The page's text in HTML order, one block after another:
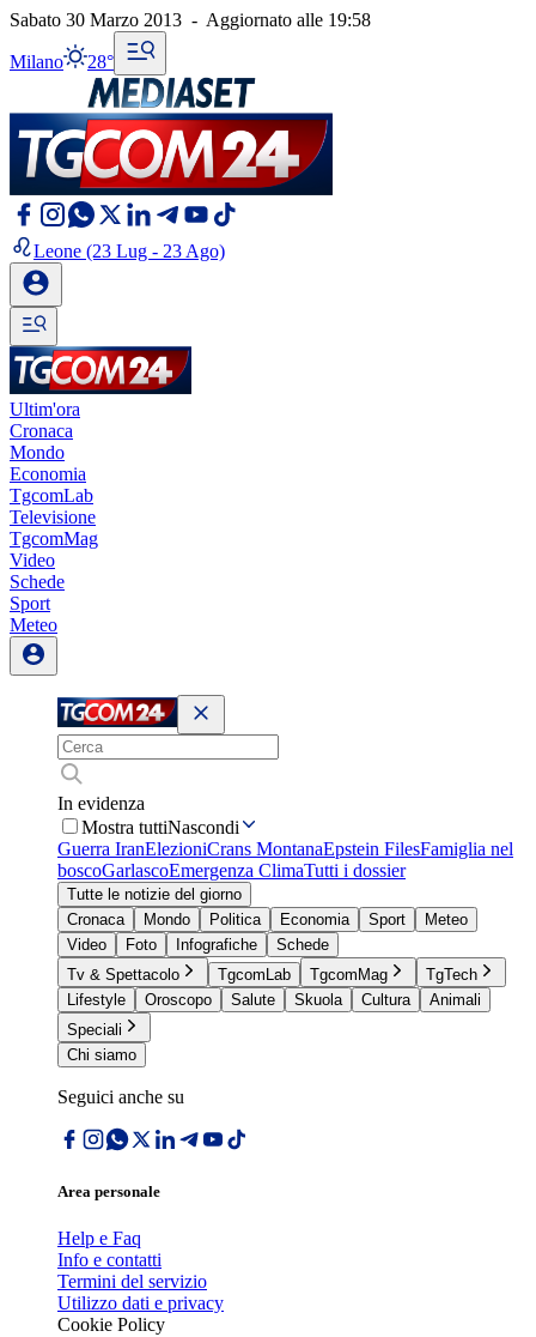
Sabato 30 Marzo 2013 - Aggiornato alle 19:58
Milano 28°
Leone (23 Lug - 23 Ago)
Ultim'ora
Cronaca
Mondo
Economia
TgcomLab
Televisione
TgcomMag
Video
Schede
Sport
Meteo
In evidenza
Mostra tuttiNascondi
Guerra IranElezioniCrans MontanaEpstein FilesFamiglia nel
boscoGarlascoEmergenza ClimaTutti i dossier
Tutte le notizie del giorno
Cronaca
Mondo Politica Economia Sport
Meteo
Video
Foto Infografiche
Schede
Tv & Spettacolo
TgcomLab TgcomMag
TgTech
Lifestyle
Oroscopo Salute Skuola Cultura
Animali
Speciali
Chi siamo
Seguici anche su
Area personale
Help e Faq
Info e contatti
Termini del servizio
Utilizzo dati e privacy
Cookie Policy